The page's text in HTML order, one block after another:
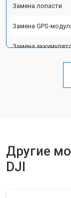
Замена лопасти
Замена GPS-
Замена
Другие
DJI